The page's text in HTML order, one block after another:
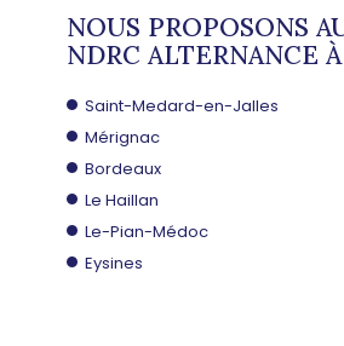
NOUS PROPOSONS
NDRC ALTERNANCE
Saint-Medard-en-Jalles
Mérignac
Bordeaux
Le Haillan
Le-Pian-Médoc
Eysines